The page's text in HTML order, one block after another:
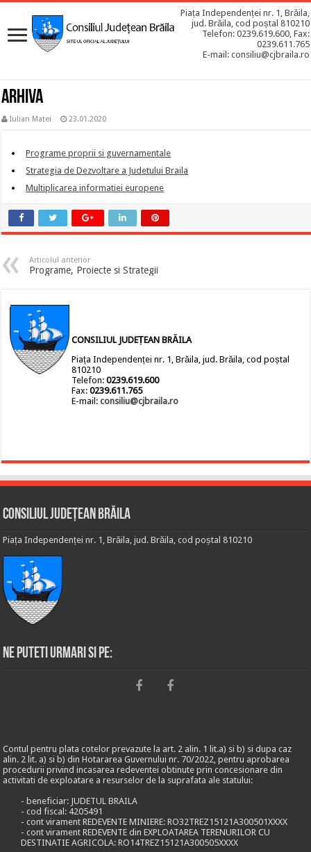
Piața Independenței nr. 1, Brăila,
jud. Brăila, cod poștal 810210
Telefon: 0239.619.600, Fax:
0239.611.765
E-mail: consiliu@cjbraila.ro
ARHIVA
Iulian Matei 23.01.2020
Programe proprii si guvernamentale
Strategia de Dezvoltare a Judetului Braila
Multiplicarea informatiei europene
Articolul anterior
Programe, Proiecte si Strategii
CONSILIUL JUDEȚEAN BRĂILA
Piața Independenței nr. 1, Brăila, jud. Brăila, cod poștal
810210
Telefon:0239.619.600
Fax:0239.611.765
E-mail:consiliu@cjbraila.ro
Consiliul Județean Brăila
Piața Independenței nr. 1, Brăila, jud. Brăila, cod poștal 810210
Ne puteti urmari si pe:
Contul pentru plata cotelor prevazute la art. 2 alin. 1 lit.a) si b) si dupa caz
alin. 2 lit. a) si b) din Hotararea Guvernului nr. 70/2022, pentru aprobarea
procedurii privind incasarea redeventei obtinute prin concesionare din
activitati de exploatare a resurselor de la suprafata ale statului:
- beneficiar: JUDETUL BRAILA
- cod fiscal: 4205491
- cont virament REDEVENTE MINIERE: RO32TREZ15121A300501XXXX
- cont virament REDEVENTE din EXPLOATAREA TERENURILOR CU
DESTINATIE AGRICOLA: RO14TREZ15121A300505XXXX